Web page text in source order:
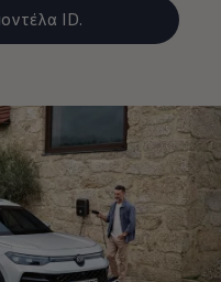
ID.